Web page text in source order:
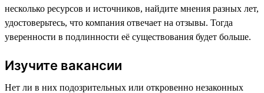
несколько ресурсов и источников, найдите мнения разных лет,
удостоверьтесь, что компания отвечает на отзывы. Тогда
уверенности в подлинности её существования будет больше.
Изучите вакансии
Нет ли в них подозрительных или откровенно незаконных